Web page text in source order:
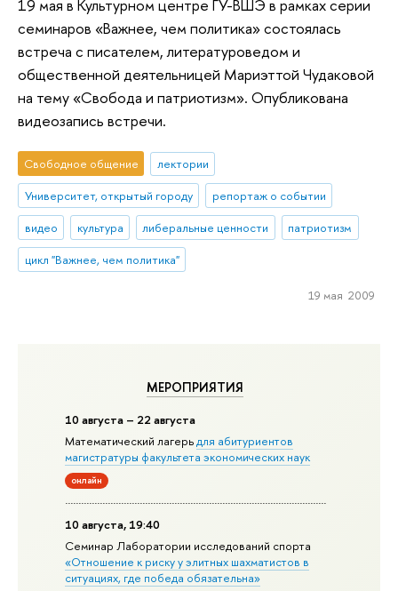
МЕРОПРИЯТИЯ
10 августа – 22 августа
Математический лагерьдля абитуриентов
магистратуры факультета экономических наук
онлайн
10 августа, 19:40
Семинар Лаборатории исследований спорта
«Отношение к риску у элитных шахматистов в
ситуациях, где победа обязательна»
19 мая в Культурном центре ГУ-ВШЭ в рамках серии
семинаров «Важнее, чем политика» состоялась
встреча с писателем, литературоведом и
общественной деятельницей Мариэттой Чудаковой
на тему «Свобода и патриотизм». Опубликована
видеозапись встречи.
Свободное общение
лектории
Университет, открытый городу
репортаж о событии
видео
культура либеральные ценности
патриотизм
цикл "Важнее, чем политика"
19 мая 2009